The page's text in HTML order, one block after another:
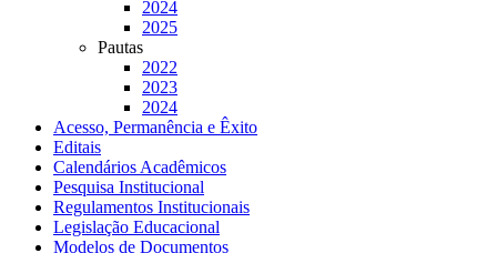
2024
2025
Pautas
2022
2023
2024
Acesso, Permanência e Êxito
Editais
Calendários Acadêmicos
Pesquisa Institucional
Regulamentos Institucionais
Legislação Educacional
Modelos de Documentos